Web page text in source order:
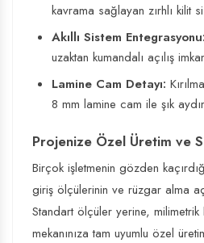
kavrama sağlayan zırhlı kilit
Akıllı Sistem Entegrasyonu:
uzaktan kumandalı açılış
Lamine Cam Detayı:
8 mm lamine cam ile şık
Projenize Özel Üretim ve
Birçok işletmenin gözden
giriş ölçülerinin ve rüzgar alma
Standart ölçüler yerine,
mekanınıza tam uyumlu özel